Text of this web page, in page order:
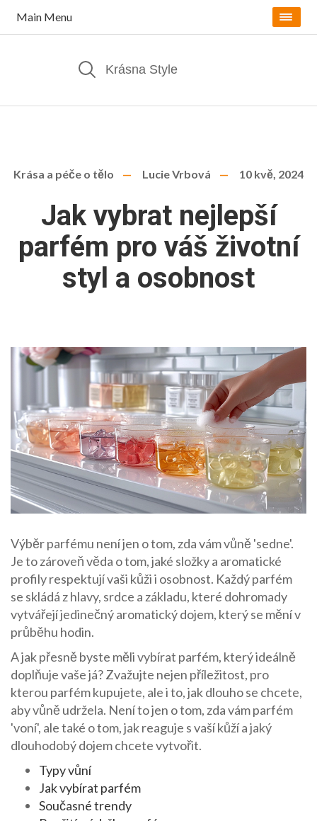
Main Menu
Krása a péče o tělo Lucie Vrbová 10 kvě, 2024
Jak vybrat nejlepší
parfém pro váš životní
styl a osobnost
Výběr parfému není jen o tom, zda vám vůně 'sedne'.
Je to zároveň věda o tom, jaké složky a aromatické
profily respektují vaši kůži i osobnost. Každý parfém
se skládá z hlavy, srdce a základu, které dohromady
vytvářejí jedinečný aromatický dojem, který se mění v
průběhu hodin.
A jak přesně byste měli vybírat parfém, který ideálně
doplňuje vaše já? Zvažujte nejen příležitost, pro
kterou parfém kupujete, ale i to, jak dlouho se chcete,
aby vůně udržela. Není to jen o tom, zda vám parfém
'voní', ale také o tom, jak reaguje s vaší kůží a jaký
dlouhodobý dojem chcete vytvořit.
Typy vůní
Jak vybírat parfém
Současné trendy